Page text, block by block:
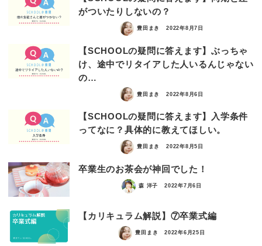
がついたりしないの？
豊田まき 2022年8月7日
【SCHOOLの疑問に答えます】ぶっちゃ
け、途中でリタイアした人いるんじゃない
の…
豊田まき 2022年8月6日
【SCHOOLの疑問に答えます】入学条件
ってなに？具体的に教えてほしい。
豊田まき 2022年8月5日
卒業生のお茶会が神回でした！
森 洋子 2022年7月6日
【カリキュラム解説】⑦卒業式編
豊田まき 2022年6月25日